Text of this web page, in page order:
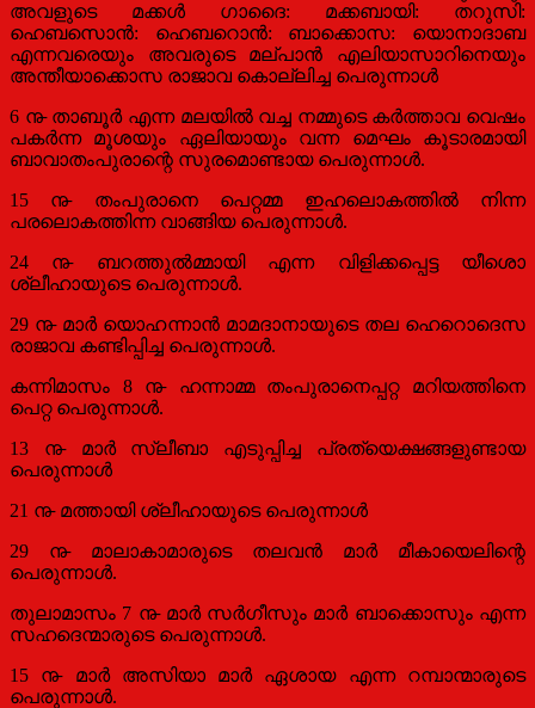
അവളുടെ മക്കള്‍ ഗാദൈ: മക്കബായി: തറുസി:
ഹെബസൊന്‍: ഹെബറൊന്‍: ബാക്കൊസ: യൊനാദാബ
എന്നവരെയും അവരുടെ മല്‌പാന്‍ എലിയാസാറിനെയും
അന്തീയാക്കൊസ രാജാവ കൊല്ലിച്ച പെരുന്നാള്‍
6 ൹ താബൂര്‍ എന്ന മലയില്‍ വച്ച നമ്മുടെ കര്‍ത്താവ വെഷം
പകര്‍ന്ന മൂശയും ഏലിയായും വന്ന മെഘം കൂടാരമായി
ബാവാതംപുരാന്റെ സുരമൊണ്ടായ പെരുന്നാള്‍.
15 ൹ തംപുരാനെ പെറ്റമ്മ ഇഹലൊകത്തില്‍ നിന്ന
പരലൊകത്തിന്ന വാങ്ങിയ പെരുന്നാള്‍.
24 ൹ ബറത്തുല്‍മ്മായി എന്ന വിളിക്കപ്പെട്ട യീശൊ
ശ്ലീഹായുടെ പെരുന്നാള്‍.
29 ൹ മാര്‍ യൊഹന്നാന്‍ മാമദാനായുടെ തല ഹെറൊദെസ
രാജാവ കണ്ടിപ്പിച്ച പെരുന്നാള്‍.
കന്നിമാസം 8 ൹ ഹന്നാമ്മ തംപുരാനെപ്പറ്റ മറിയത്തിനെ
പെറ്റ പെരുന്നാള്‍.
13 ൹ മാര്‍ സ്ലീബാ എടുപ്പിച്ച പ്രത്യെക്ഷങ്ങളുണ്ടായ
പെരുന്നാള്‍
21 ൹ മത്തായി ശ്ലീഹായുടെ പെരുന്നാള്‍
29 ൹ മാലാകാമാരുടെ തലവന്‍ മാര്‍ മീകായെലിന്റെ
പെരുന്നാള്‍.
തുലാമാസം 7 ൹ മാര്‍ സര്‍ഗീസും മാര്‍ ബാക്കൊസും എന്ന
സഹദെന്മാരുടെ പെരുന്നാള്‍.
15 ൹ മാര്‍ അസിയാ മാര്‍ ഏശായ എന്ന റമ്പാന്മാരുടെ
പെരുന്നാള്‍.